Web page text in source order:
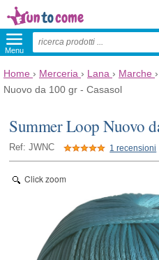
Menu
Home › Merceria › Lana › Marche ›
Nuovo da 100 gr - Casasol
Summer Loop Nuovo
Ref: JWNC 1 recensioni
Click zoom